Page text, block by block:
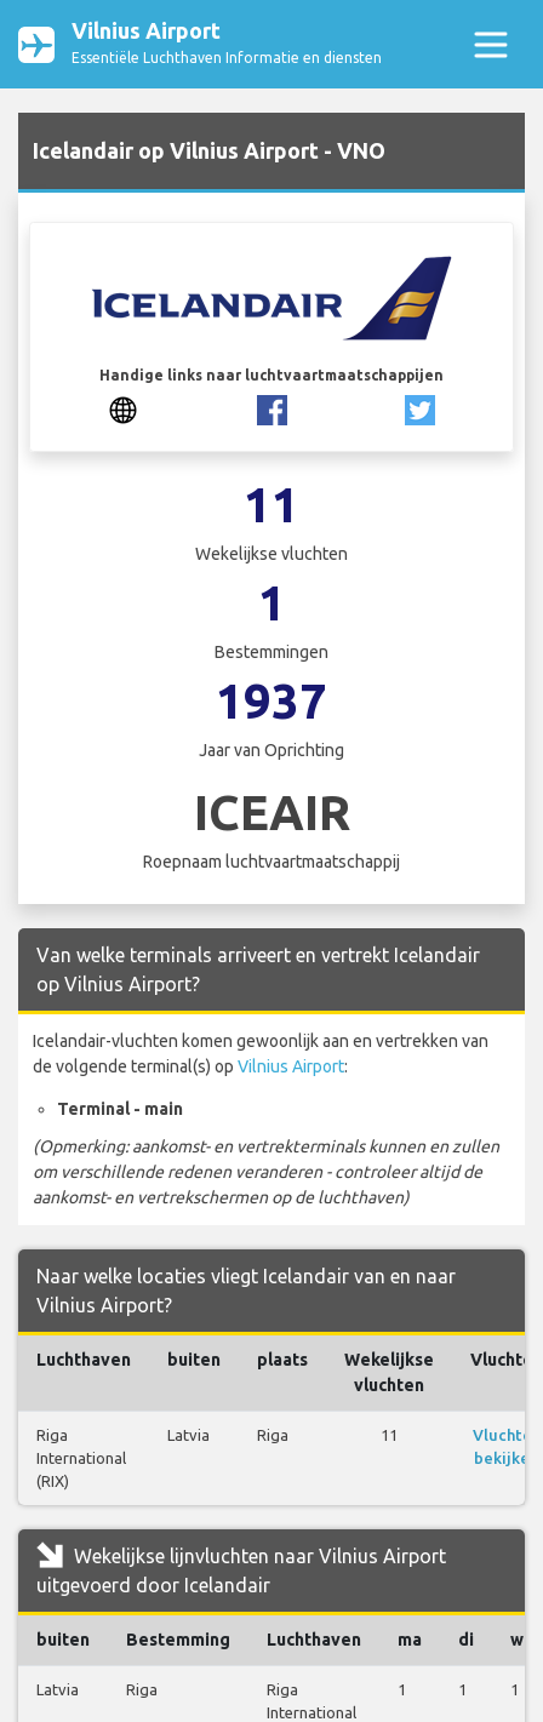
Vilnius Airport
Essentiële Luchthaven Informatie en diensten
Icelandair op Vilnius Airport - VNO
Handige links naar luchtvaartmaatschappijen
11
Wekelijkse vluchten
1
Bestemmingen
1937
Jaar van Oprichting
ICEAIR
Roepnaam luchtvaartmaatschappij
Van welke terminals arriveert en vertrekt Icelandair
op Vilnius Airport?
Icelandair-vluchten komen gewoonlijk aan en vertrekken van
de volgende terminal(s) op Vilnius Airport:
Terminal - main
(Opmerking: aankomst- en vertrekterminals kunnen en zullen
om verschillende redenen veranderen - controleer altijd de
aankomst- en vertrekschermen op de luchthaven)
Naar welke locaties vliegt Icelandair van en naar
Vilnius Airport?
Luchthaven buiten plaats
Wekelijkse
vluchten
Vluchten
Riga
International
(RIX)
Latvia Riga 11
Vluchten
bekijken
Wekelijkse lijnvluchten naar Vilnius Airport
uitgevoerd door Icelandair
buiten Bestemming Luchthaven ma di wo
Latvia Riga
Riga
International
1 1 1